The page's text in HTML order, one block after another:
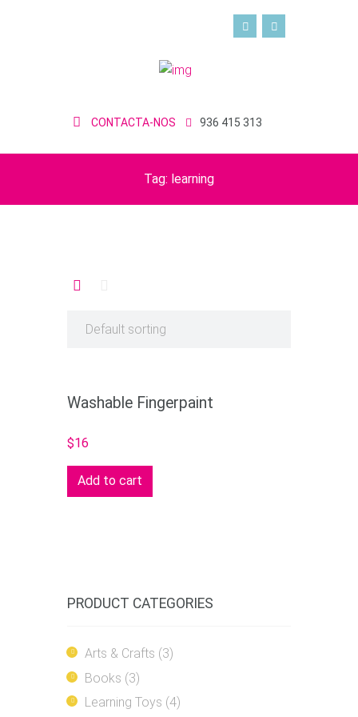
CONTACTA-NOS 936 415 313
Tag: learning
Washable Fingerpaint
$16
Add to cart
PRODUCT CATEGORIES
Arts & Crafts (3)
Books (3)
Learning Toys (4)